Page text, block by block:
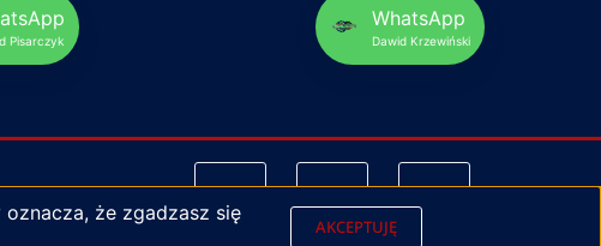
Pisarczyk
WhatsApp
Dawid Krzewiński
że zgadzasz się
AKCEPTUJĘ